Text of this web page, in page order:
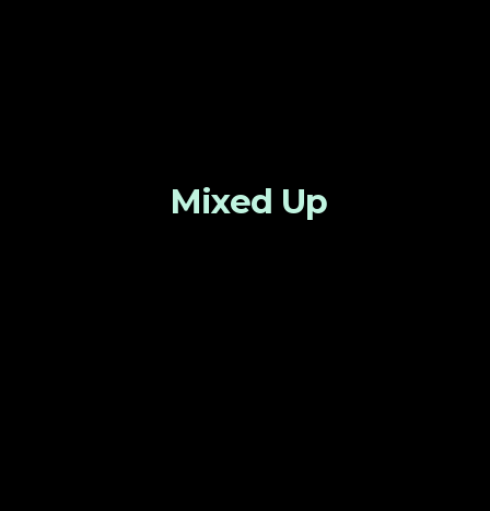
Mixed Up